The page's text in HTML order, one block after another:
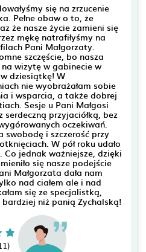
się na zrzucenie
Pełne obaw o to, że
że nasze życie zamieni się
mękę natrafiłyśmy na
Pani Małgorzaty.
szczęście, bo nasza
wizytę w gabinecie w
w dziesiątkę! W
nie wyobrażałam sobie
i wsparcia, a także dobrej
Sesje u Pani Małgosi
przyjaciółką, bez
oczekiwań.
swobodę i szczerość przy
W pół roku udało
Co jednak ważniejsze, dzięki
się nasze podejście
Małgorzata dała nam
nad ciałem ale i nad
się ze specjalistką,
niż panią Zychalską!